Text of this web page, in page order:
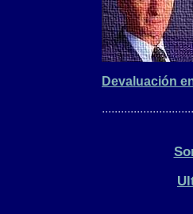
Devaluación